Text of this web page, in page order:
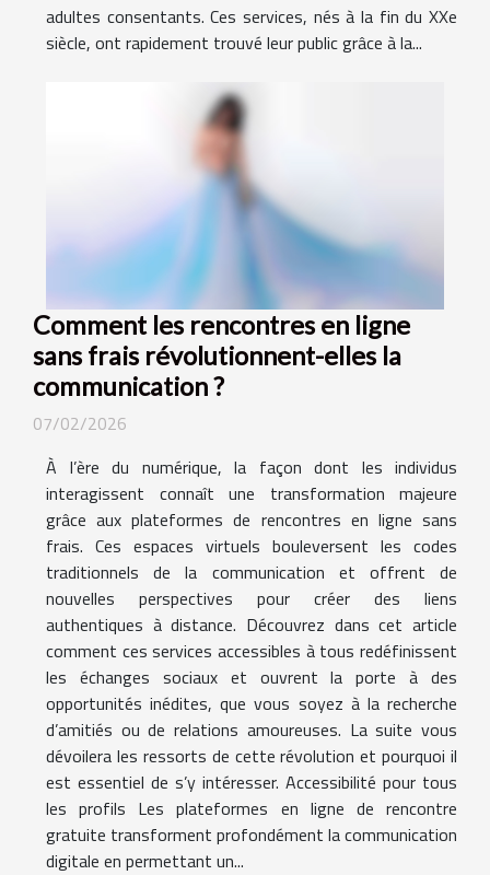
adultes consentants. Ces services, nés à la fin du XXe
siècle, ont rapidement trouvé leur public grâce à la...
Comment les rencontres en ligne
sans frais révolutionnent-elles la
communication ?
07/02/2026
À l’ère du numérique, la façon dont les individus
interagissent connaît une transformation majeure
grâce aux plateformes de rencontres en ligne sans
frais. Ces espaces virtuels bouleversent les codes
traditionnels de la communication et offrent de
nouvelles perspectives pour créer des liens
authentiques à distance. Découvrez dans cet article
comment ces services accessibles à tous redéfinissent
les échanges sociaux et ouvrent la porte à des
opportunités inédites, que vous soyez à la recherche
d’amitiés ou de relations amoureuses. La suite vous
dévoilera les ressorts de cette révolution et pourquoi il
est essentiel de s’y intéresser. Accessibilité pour tous
les profils Les plateformes en ligne de rencontre
gratuite transforment profondément la communication
digitale en permettant un...